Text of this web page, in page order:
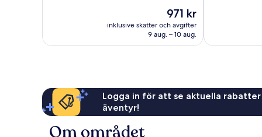
Priset
är
971 kr
971 kr
inklusive skatter och avgifter
9 aug. – 10 aug.
Logga in för att se aktuella
äventyr!
Om området